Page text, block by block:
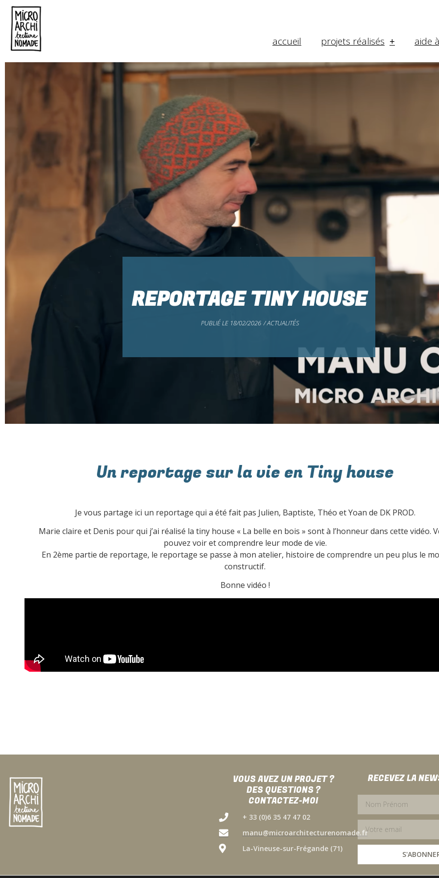
accueil projets réalisés aide
REPORTAGE TINY HOUSE
PUBLIÉ LE 18/02/2026 /ACTUALITÉS
Un reportage sur la vie en Tiny house
Je vous partage ici un reportage qui a été fait pas Julien, Baptiste, Théo et Yoan de DK PROD.
Marie claire et Denis pour qui j’ai réalisé la tiny house « La belle en bois » sont à l’honneur dans cette vidéo.
pouvez voir et comprendre leur mode de vie.
En 2ème partie de reportage, le reportage se passe à mon atelier, histoire de comprendre un peu plus le
constructif.
Bonne vidéo !
VOUS AVEZ UN PROJET ?
DES QUESTIONS ?
CONTACTEZ-MOI
+ 33 (0)6 35 47 47 02
manu@microarchitecturenomade.fr
La-Vineuse-sur-Frégande (71)
RECEVEZ LA